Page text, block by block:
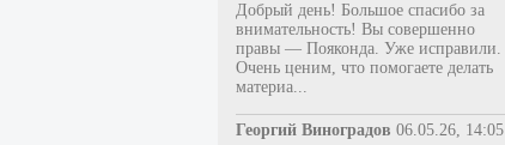
Добрый день! Большое спасибо за
внимательность! Вы совершенно
правы — Пояконда. Уже исправили.
Очень ценим, что помогаете делать
материа...
Георгий Виноградов 06.05.26, 14:05